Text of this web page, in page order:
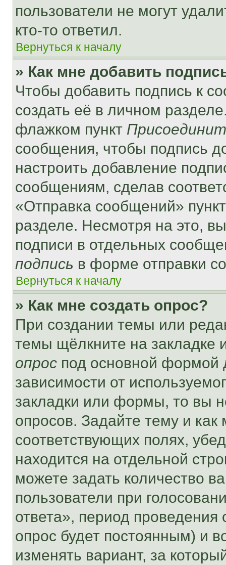
пользователи не могут
кто-то ответил.
Вернуться к началу
» Как мне добавить
Чтобы добавить подпись к
создать её в личном
флажком пункт
сообщения, чтобы подпись
настроить добавление
сообщениям, сделав
«Отправка сообщений»
разделе. Несмотря на это,
подписи в отдельных
подпись в форме отправки
Вернуться к началу
» Как мне создать опрос?
При создании темы или
темы щёлкните на
опрос под основной формой
зависимости от
закладки или формы, то вы
опросов. Задайте тему и
соответствующих полях,
находится на отдельной
можете задать количество
пользователи при
ответа», период проведения
опрос будет постоянным) и
изменять вариант, за